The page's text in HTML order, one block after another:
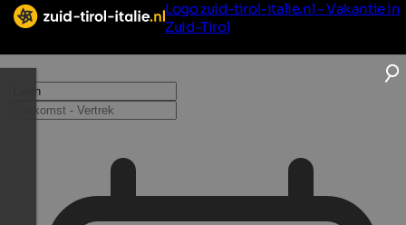
Logo zuid-tirol-italie.nl - Vakantie in
Zuid-Tirol